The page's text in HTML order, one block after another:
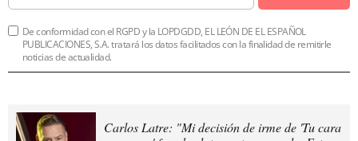
De conformidad con el RGPD y la LOPDGDD, EL LEÓN DE EL ESPAÑOL
PUBLICACIONES, S.A. tratará los datos facilitados con la finalidad de remitirle
noticias de actualidad.
Carlos Latre: "Mi decisión de irme de 'Tu cara